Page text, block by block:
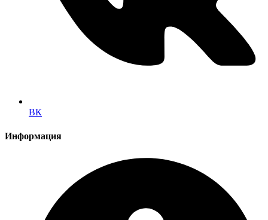
ВК
Информация